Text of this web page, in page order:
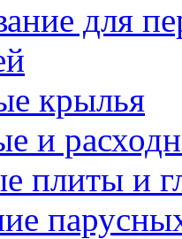
для
крылья
и
плиты и